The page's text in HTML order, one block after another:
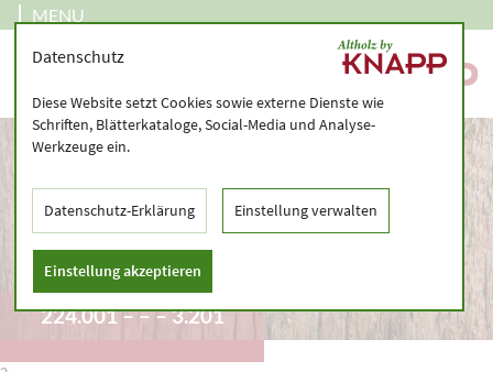
MENU
224.001 – – – 3.201
Datenschutz
Diese Website setzt Cookies sowie externe Dienste wie
Schriften, Blätterkataloge, Social-Media und Analyse-
Werkzeuge ein.
Datenschutz-Erklärung Einstellung verwalten
Einstellung akzeptieren